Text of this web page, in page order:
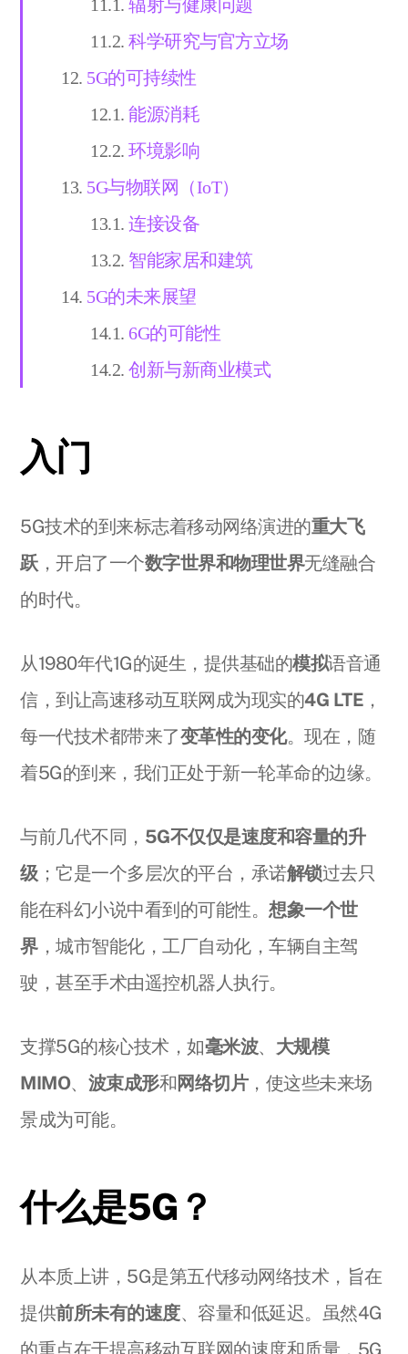
辐射与健康问题
科学研究与官方立场
5G的可持续性
能源消耗
环境影响
5G与物联网（IoT）
连接设备
智能家居和建筑
5G的未来展望
6G的可能性
创新与新商业模式
入门
5G技术的到来标志着移动网络演进的重大飞
跃，开启了一个数字世界和物理世界无缝融合
的时代。
从1980年代1G的诞生，提供基础的模拟语音通
信，到让高速移动互联网成为现实的4G LTE ，
每一代技术都带来了变革性的变化。现在，随
着5G的到来，我们正处于新一轮革命的边缘。
与前几代不同， 5G不仅仅是速度和容量的升
级；它是一个多层次的平台，承诺解锁过去只
能在科幻小说中看到的可能性。想象一个世
界，城市智能化，工厂自动化，车辆自主驾
驶，甚至手术由遥控机器人执行。
支撑5G的核心技术，如毫米波、 大规模
MIMO、 波束成形和 网络切片，使这些未来场
景成为可能。
什么是5G？
从本质上讲，5G是第五代移动网络技术，旨在
提供前所未有的速度、容量和低延迟。虽然4G